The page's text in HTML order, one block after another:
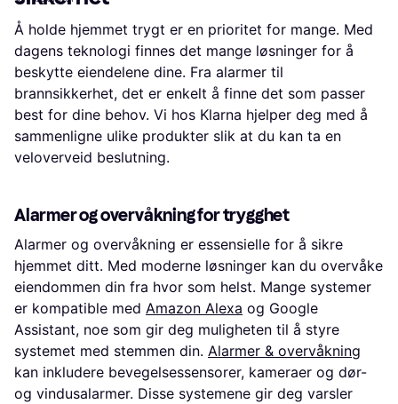
Å holde hjemmet trygt er en prioritet for mange. Med
dagens teknologi finnes det mange løsninger for å
beskytte eiendelene dine. Fra alarmer til
brannsikkerhet, det er enkelt å finne det som passer
best for dine behov. Vi hos Klarna hjelper deg med å
sammenligne ulike produkter slik at du kan ta en
veloverveid beslutning.
Alarmer og overvåkning for trygghet
Alarmer og overvåkning er essensielle for å sikre
hjemmet ditt. Med moderne løsninger kan du overvåke
eiendommen din fra hvor som helst. Mange systemer
er kompatible med Amazon Alexa og Google
Assistant, noe som gir deg muligheten til å styre
systemet med stemmen din. Alarmer & overvåkning
kan inkludere bevegelsessensorer, kameraer og dør-
og vindusalarmer. Disse systemene gir deg varsler